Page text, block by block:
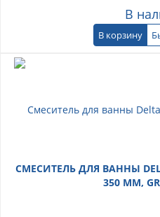
В
В корзину
СМЕСИТЕЛЬ ДЛЯ ВАННЫ
350 ММ,